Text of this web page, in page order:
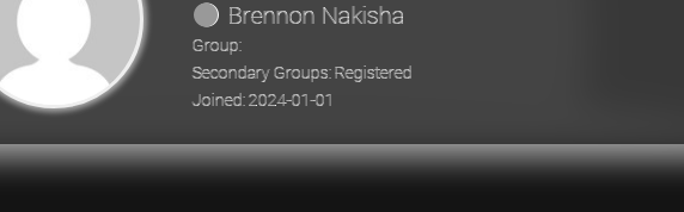
Brennon Nakisha
Group:
Secondary Groups: Registered
Joined: 2024-01-01